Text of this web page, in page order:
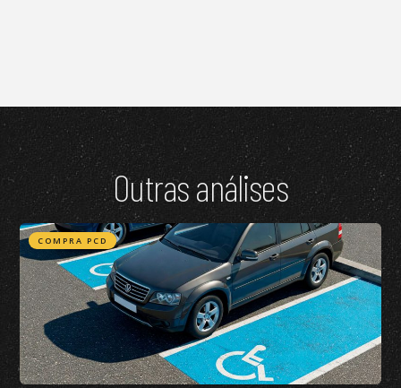
Outras análises
COMPRA PCD